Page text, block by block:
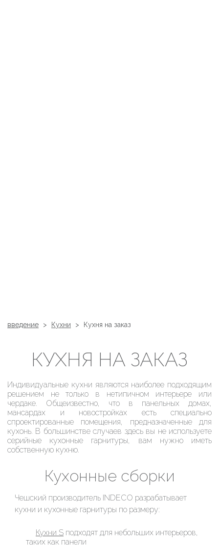
введение > Кухни > Кухня на заказ
КУХНЯ НА ЗАКАЗ
Индивидуальные кухни являются наиболее подходящим
решением не только в нетипичном интерьере или
чердаке. Общеизвестно, что в панельных домах,
мансардах и новостройках есть специально
спроектированные помещения, предназначенные для
кухонь. В большинстве случаев здесь вы не используете
серийные кухонные гарнитуры, вам нужно иметь
собственную кухню.
Кухонные сборки
Чешский производитель INDECO разрабатывает
кухни и кухонные гарнитуры по размеру:
Кухни S подходят для небольших интерьеров,
таких как панели